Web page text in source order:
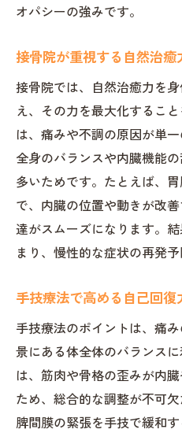
オパシーの強みです。
接骨院が重視する自然治癒
接骨院では、自然治癒力を
え、その力を最大化するこ
は、痛みや不調の原因が単
全身のバランスや内臓機能
多いためです。たとえば、
で、内臓の位置や動きが改
達がスムーズになります。
まり、慢性的な症状の再発
手技療法で高める自己回復
手技療法のポイントは、痛
景にある体全体のバランス
は、筋肉や骨格の歪みが内
ため、総合的な調整が不可
脾間膜の緊張を手技で緩和